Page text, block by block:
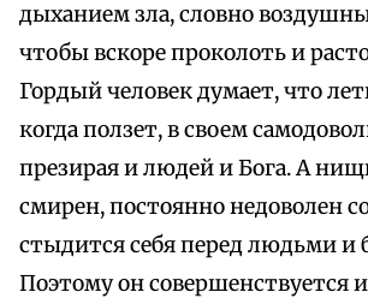
дыханием зла, словно
чтобы вскоре проколоть и
Гордый человек думает, что
когда ползет, в своем
презирая и людей и Бога. А
смирен, постоянно недоволен
стыдится себя перед людьми и
Поэтому он совершенствуется